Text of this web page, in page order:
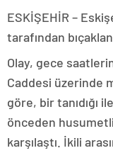
ESKİŞEHİR –
tarafından
Olay, gece
Caddesi üzerinde
göre, bir tanıdığı
önceden
karşılaştı. İkili